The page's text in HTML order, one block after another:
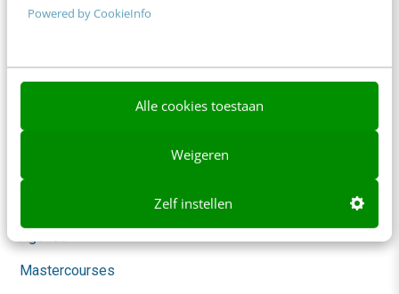
Powered by CookieInfo
Alle cookies toestaan
Weigeren
Zelf instellen
Klantcontact & CX
Themanieuwsbrieven
Mastercourses